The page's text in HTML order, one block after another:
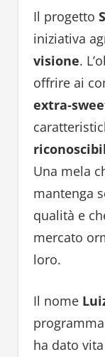
Il progetto
iniziativa
visione.
offrire ai
Una mela
mantenga
qualità e
mercato
loro.
Il nome
ha dato